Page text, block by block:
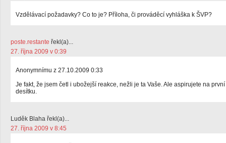
Vzdělávací požadavky? Co to je? Příloha, či prováděcí vyhláška k ŠVP?
poste.restante řekl(a)...
27. října 2009 v 0:39
Anonymnímu z 27.10.2009 0:33
Je fakt, že jsem četl i ubožejší reakce, nežli je ta Vaše. Ale aspirujete na první
desítku.
Luděk Blaha řekl(a)...
27. října 2009 v 8:45